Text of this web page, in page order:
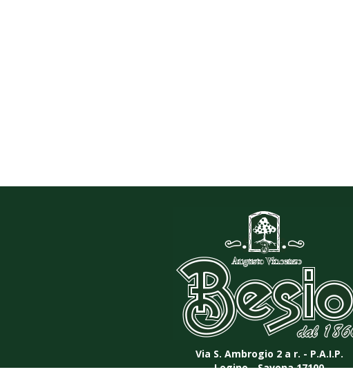
Via S. Ambrogio 2 a r. - P.A.I.P.
Legino - Savona 17100